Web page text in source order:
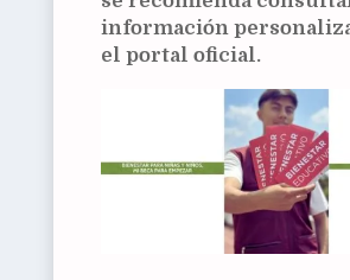
información
el portal oficial.